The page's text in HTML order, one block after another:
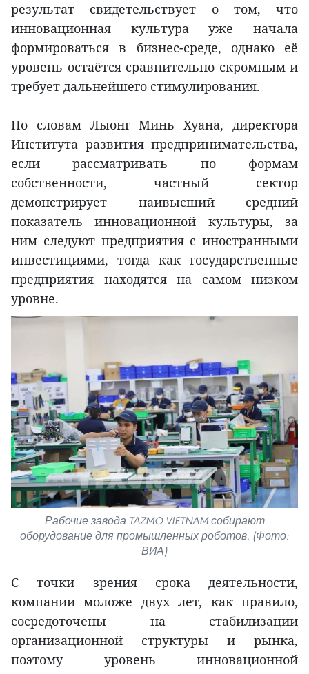
результат свидетельствует о том, что
инновационная культура уже начала
формироваться в бизнес-среде, однако её
уровень остаётся сравнительно скромным и
требует дальнейшего стимулирования.
По словам Лыонг Минь Хуана, директора
Института развития предпринимательства,
если рассматривать по формам
собственности, частный сектор
демонстрирует наивысший средний
показатель инновационной культуры, за
ним следуют предприятия с иностранными
инвестициями, тогда как государственные
предприятия находятся на самом низком
уровне.
Рабочие завода TAZMO VIETNAM собирают
оборудование для промышленных роботов. (Фото:
ВИА)
С точки зрения срока деятельности,
компании моложе двух лет, как правило,
сосредоточены на стабилизации
организационной структуры и рынка,
поэтому уровень инновационной